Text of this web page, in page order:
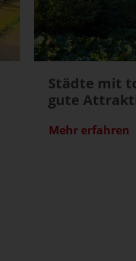
Städte mit
gute
Mehr erfahren